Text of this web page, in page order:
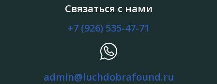
Связаться с нами
+7 (926) 535-47-71
admin@luchdobrafound.ru